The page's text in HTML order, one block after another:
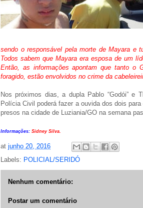
sendo o responsável pela morte de Mayara e
Todos sabem que Mayara era esposa de um
Então, as informações apontam que tanto o
foragido, estão envolvidos no crime da
Nos próximos dias, a dupla Pablo “Godói” e
Polícia Civil poderá fazer a ouvida dos dois
presos na cidade de Luziania/GO na semana
Informações: Sidney Silva.
at junho 20, 2016
Labels: POLICIAL/SERIDÓ
Nenhum comentário:
Postar um comentário